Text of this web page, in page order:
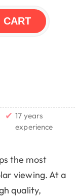
CART
✔ 17 years
experience
the most
viewing. At a
quality,